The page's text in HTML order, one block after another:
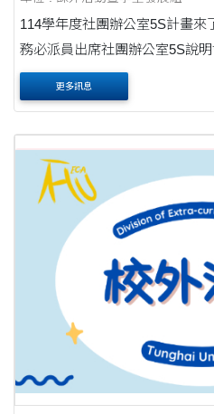
114學年度社團辦公室5S計畫
務必派員出席社團辦公室5S說
更多訊息